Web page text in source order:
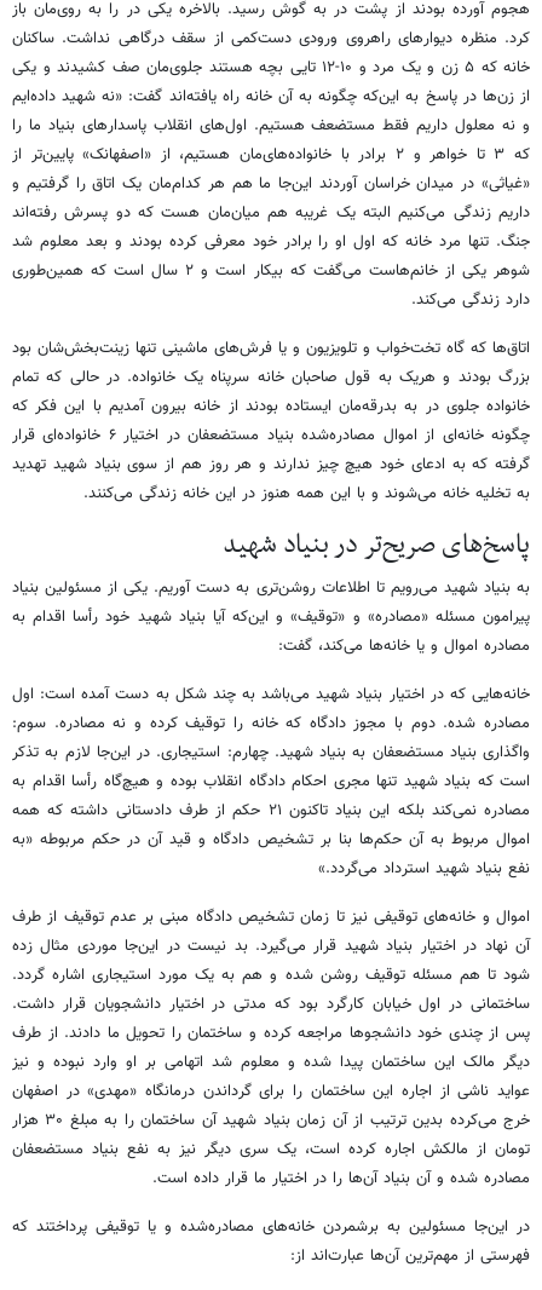
هجوم آورده بودند از پشت در به گوش رسید. بالاخره یکی در را به روی‌مان باز
کرد. منظره دیوارهای راهروی ورودی دست‌کمی از سقف درگاهی نداشت. ساکنان
خانه که ۵ زن و یک مرد و ۱۰-۱۲ تایی بچه هستند جلوی‌مان صف کشیدند و یکی
از زن‌ها در پاسخ به این‌که چگونه به آن خانه راه یافته‌اند گفت: «نه شهید داده‌ایم
و نه معلول داریم فقط مستضعف هستیم. اول‌های انقلاب پاسدارهای بنیاد ما را
که ۳ تا خواهر و ۲ برادر با خانواده‌های‌مان هستیم، از «اصفهانک» پایین‌تر از
«غیاثی» در میدان خراسان آوردند این‌جا ما هم هر کدام‌مان یک اتاق را گرفتیم و
داریم زندگی می‌کنیم البته یک غریبه هم میان‌مان هست که دو پسرش رفته‌اند
جنگ. تنها مرد خانه که اول او را برادر خود معرفی کرده بودند و بعد معلوم شد
شوهر یکی از خانم‌هاست می‌گفت که بیکار است و ۲ سال است که همین‌طوری
دارد زندگی می‌کند.
اتاق‌ها که گاه تخت‌خواب و تلویزیون و یا فرش‌های ماشینی تنها زینت‌بخش‌شان بود
بزرگ بودند و هریک به قول صاحبان خانه سرپناه یک خانواده. در حالی که تمام
خانواده جلوی در به بدرقه‌مان ایستاده بودند از خانه بیرون آمدیم با این فکر که
چگونه خانه‌ای از اموال مصادره‌شده بنیاد مستضعفان در اختیار ۶ خانواده‌ای قرار
گرفته که به ادعای خود هیچ چیز ندارند و هر روز هم از سوی بنیاد شهید تهدید
به تخلیه خانه می‌شوند و با این همه هنوز در این خانه زندگی می‌کنند.
پاسخ‌های صریح‌تر در بنیاد شهید
به بنیاد شهید می‌رویم تا اطلاعات روشن‌تری به دست آوریم. یکی از مسئولین بنیاد
پیرامون مسئله «مصادره» و «توقیف» و این‌که آیا بنیاد شهید خود رأسا اقدام به
مصادره اموال و یا خانه‌ها می‌کند، گفت:
خانه‌هایی که در اختیار بنیاد شهید می‌باشد به چند شکل به دست آمده است: اول
مصادره شده. دوم با مجوز دادگاه که خانه را توقیف کرده و نه مصادره. سوم:
واگذاری بنیاد مستضعفان به بنیاد شهید. چهارم: استیجاری. در این‌جا لازم به تذکر
است که بنیاد شهید تنها مجری احکام دادگاه انقلاب بوده و هیچ‌گاه رأسا اقدام به
مصادره نمی‌کند بلکه این بنیاد تاکنون ۲۱ حکم از طرف دادستانی داشته که همه
اموال مربوط به آن حکم‌ها بنا بر تشخیص دادگاه و قید آن در حکم مربوطه «به
نفع بنیاد شهید استرداد می‌گردد.»
اموال و خانه‌های توقیفی نیز تا زمان تشخیص دادگاه مبنی بر عدم توقیف از طرف
آن نهاد در اختیار بنیاد شهید قرار می‌گیرد. بد نیست در این‌جا موردی مثال زده
شود تا هم مسئله توقیف روشن شده و هم به یک مورد استیجاری اشاره گردد.
ساختمانی در اول خیابان کارگرد بود که مدتی در اختیار دانشجویان قرار داشت.
پس از چندی خود دانشجوها مراجعه کرده و ساختمان را تحویل ما دادند. از طرف
دیگر مالک این ساختمان پیدا شده و معلوم شد اتهامی بر او وارد نبوده و نیز
عواید ناشی از اجاره این ساختمان را برای گرداندن درمانگاه «مهدی» در اصفهان
خرج می‌کرده بدین ترتیب از آن زمان بنیاد شهید آن ساختمان را به مبلغ ۳۰ هزار
تومان از مالکش اجاره کرده است، یک سری دیگر نیز به نفع بنیاد مستضعفان
مصادره شده و آن بنیاد آن‌ها را در اختیار ما قرار داده است.
در این‌جا مسئولین به برشمردن خانه‌های مصادره‌شده و یا توقیفی پرداختند که
فهرستی از مهم‌ترین آن‌ها عبارت‌اند از: